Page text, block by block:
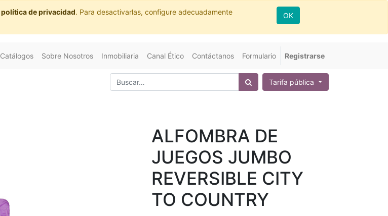
política de privacidad. Para desactivarlas, configure adecuadamente
OK
Catálogos Sobre Nosotros Inmobiliaria Canal Ético Contáctanos Formulario Registrarse
Tarifa pública
ALFOMBRA DE
JUEGOS JUMBO
REVERSIBLE CITY
TO COUNTRY